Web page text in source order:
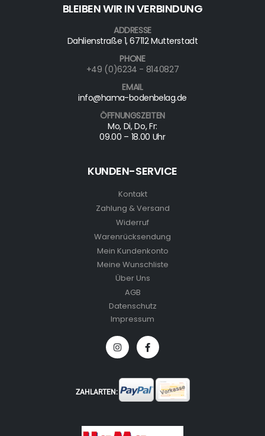
BLEIBEN WIR IN VERBINDUNG
ADDRESSE
Dahlienstraße 1, 67112 Mutterstadt
PHONE
+49 (0)6234 - 8140827
EMAIL
info@hama-bodenbelag.de
ÖFFNUNGSZEITEN
Mo, Di, Do, Fr:
09.00 – 18.00 Uhr
KUNDEN-SERVICE
Kontakt
Zahlung & Versand
Widerruf
Warenrücksendung
Mein Kundenkonto
Meine Wunschliste
Über Uns
AGB
Datenschutz
Impressum
ZAHLARTEN: